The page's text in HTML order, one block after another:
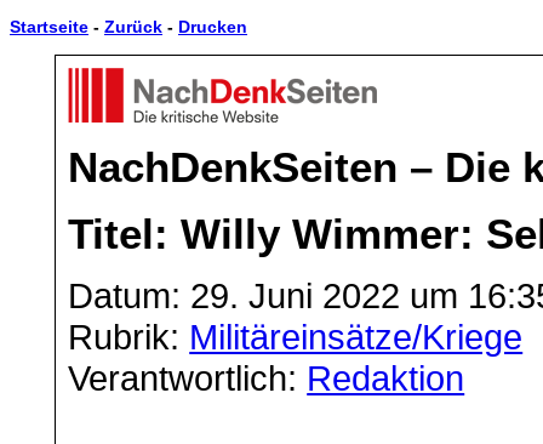
Startseite - Zurück - Drucken
NachDenkSeiten – Die
Titel: Willy Wimmer:
Datum: 29. Juni 2022 um
Rubrik: Militäreinsätze/Kriege
Verantwortlich: Redaktion